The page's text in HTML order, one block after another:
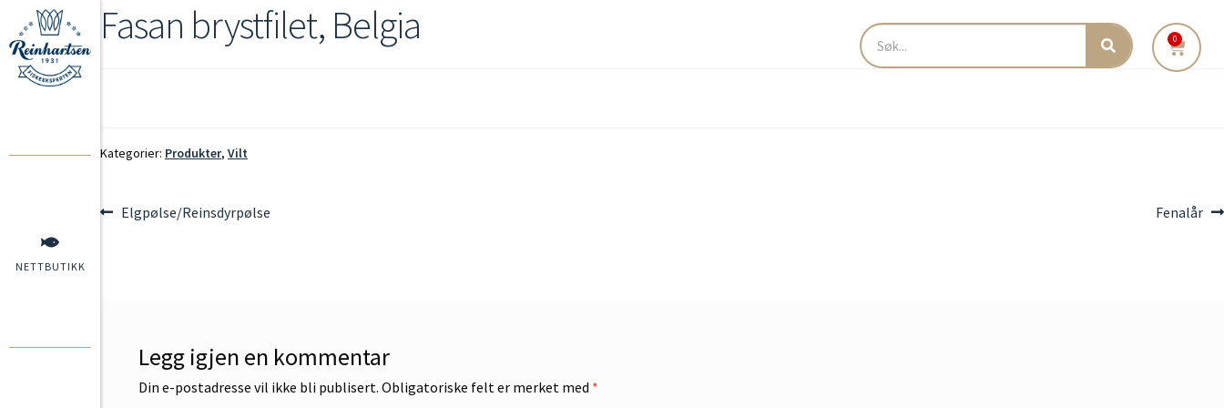
NETTBUTIKK
0
Fasan brystfilet, Belgia
Kategorier: Produkter, Vilt
Elgpølse/Reinsdyrpølse Fenalår
Legg igjen en kommentar
Din e-postadresse vil ikke bli publisert. Obligatoriske felt er merket med *